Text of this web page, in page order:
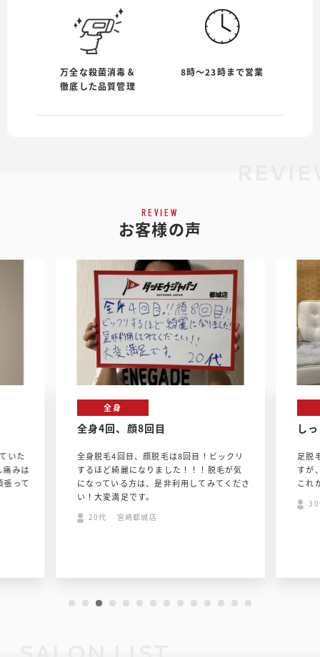
万全な殺菌消毒＆
徹底した品質管理
8時〜23時まで営業
REVIEW
お客様の声
いた
痛みは
張って
全身
全身4回、顔8回目
全身脱毛4回目、顔脱毛は8回目！ビックリ
するほど綺麗になりました！！！脱毛が気
になっている方は、是非利用してみてくださ
い！大変満足です。
20代 宮崎都城店
し
足脱
すが
これ